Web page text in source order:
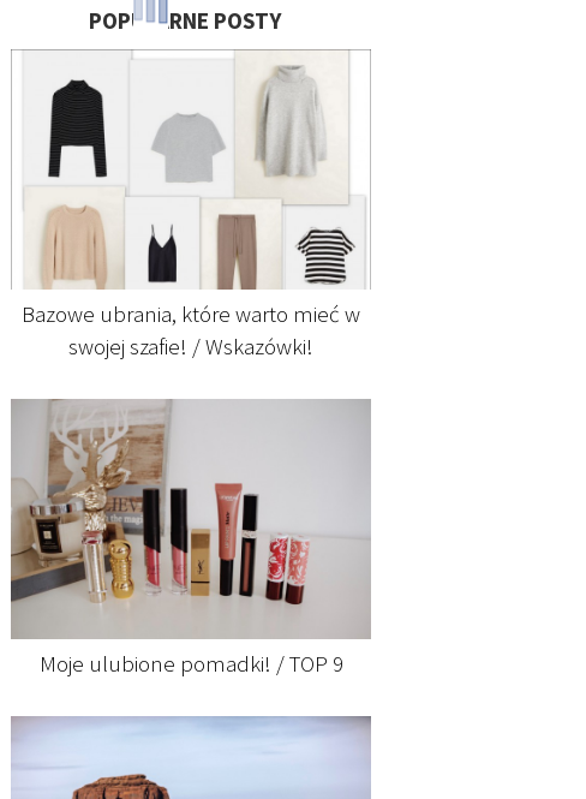
POPULARNE POSTY
Bazowe ubrania, które warto mieć w
swojej szafie! / Wskazówki!
Moje ulubione pomadki! / TOP 9